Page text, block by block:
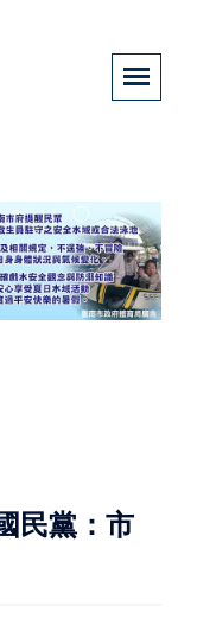
民黨：市